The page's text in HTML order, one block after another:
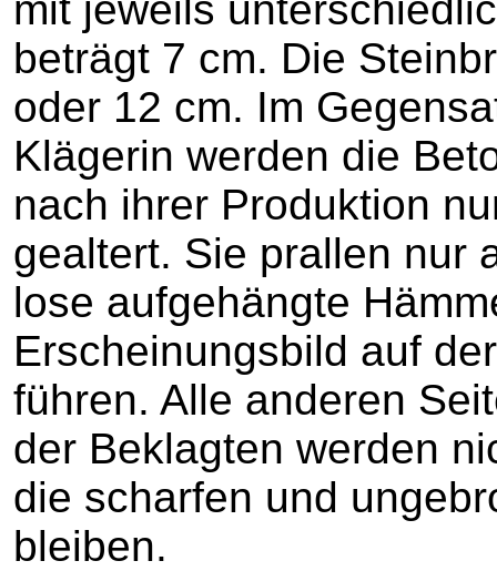
beträgt 7 cm. Die
oder 12 cm. Im
Klägerin werden die
nach ihrer Produktion
gealtert. Sie prallen nur
lose aufgehängte
Erscheinungsbild auf
führen. Alle anderen
der Beklagten werden
die scharfen und
bleiben.